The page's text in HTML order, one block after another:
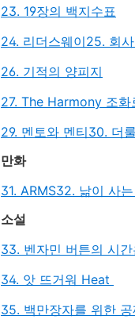
23. 19장의 백지수표
24. 리더스웨이25. 회
26. 기적의 양피지
27. The Harmony 조화
29. 멘토와 멘티30. 더
만화
31. ARMS32. 낢이 사
소설
33. 벤자민 버튼의 시
34. 앗 뜨거워 Heat
35. 백만장자를 위한